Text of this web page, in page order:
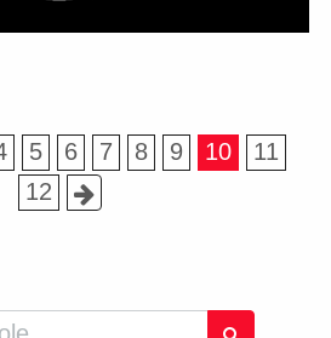
5 6 7 8 9 10
11
12